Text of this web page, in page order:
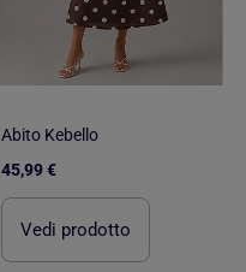
Abito Kebello
45,99 €
Vedi prodotto